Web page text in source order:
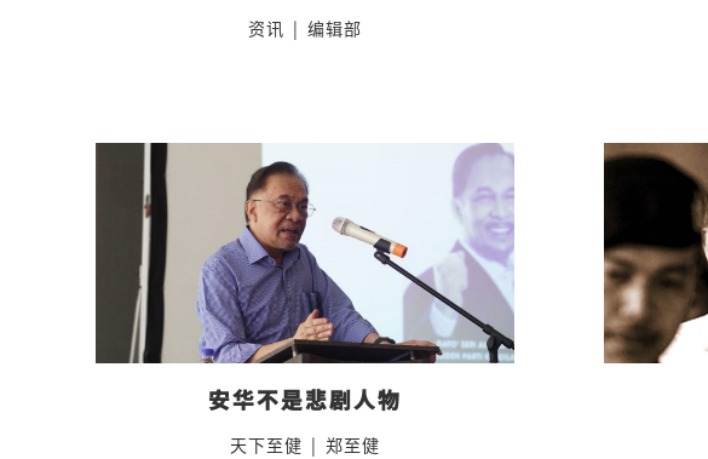
资讯 | 编辑部
安华不是悲剧人物
天下至健 | 郑至健